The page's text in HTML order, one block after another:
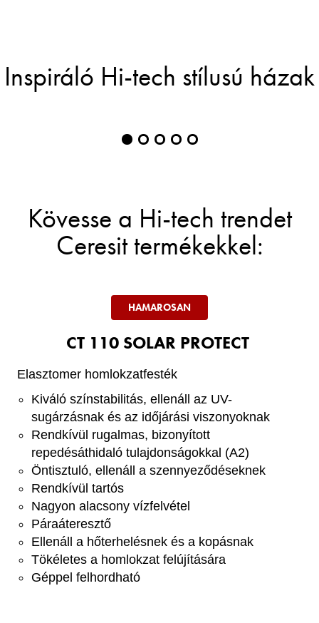
Inspiráló Hi-tech stílusú házak
Kövesse a Hi-tech trendet
Ceresit termékekkel:
HAMAROSAN
CT 110 SOLAR PROTECT
Elasztomer homlokzatfesték
Kiváló színstabilitás, ellenáll az UV-
sugárzásnak és az időjárási viszonyoknak
Rendkívül rugalmas, bizonyított
repedésáthidaló tulajdonságokkal (A2)
Öntisztuló, ellenáll a szennyeződéseknek
Rendkívül tartós
Nagyon alacsony vízfelvétel
Páraáteresztő
Ellenáll a hőterhelésnek és a kopásnak
Tökéletes a homlokzat felújítására
Géppel felhordható